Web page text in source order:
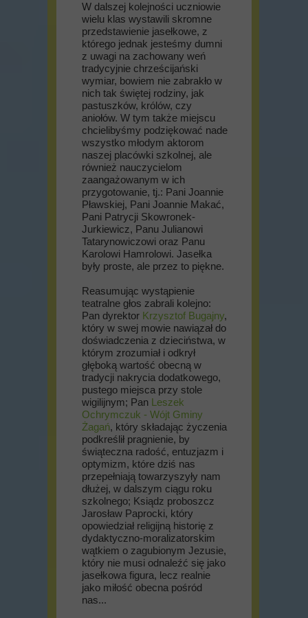
W dalszej kolejności uczniowie
wielu klas wystawili skromne
przedstawienie jasełkowe, z
którego jednak jesteśmy dumni
z uwagi na zachowany weń
tradycyjnie chrześcijański
wymiar, bowiem nie zabrakło w
nich tak świętej rodziny, jak
pastuszków, królów, czy
aniołów. W tym także miejscu
chcielibyśmy podziękować nade
wszystko młodym aktorom
naszej placówki szkolnej, ale
również nauczycielom
zaangażowanym w ich
przygotowanie, tj.: Pani Joannie
Pławskiej, Pani Joannie Makać,
Pani Patrycji Skowronek-
Jurkiewicz, Panu Julianowi
Tatarynowiczowi oraz Panu
Karolowi Hamrolowi. Jasełka
były proste, ale przez to piękne.
Reasumując wystąpienie
teatralne głos zabrali kolejno:
Pan dyrektor Krzysztof Bugajny,
który w swej mowie nawiązał do
doświadczenia z dzieciństwa, w
którym zrozumiał i odkrył
głęboką wartość obecną w
tradycji nakrycia dodatkowego,
pustego miejsca przy stole
wigilijnym; Pan Leszek
Ochrymczuk - Wójt Gminy
Żagań, który składając życzenia
podkreślił pragnienie, by
świąteczna radość, entuzjazm i
optymizm, które dziś nas
przepełniają towarzyszyły nam
dłużej, w dalszym ciągu roku
szkolnego; Ksiądz proboszcz
Jarosław Paprocki, który
opowiedział religijną historię z
dydaktyczno-moralizatorskim
wątkiem o zagubionym Jezusie,
który nie musi odnaleźć się jako
jasełkowa figura, lecz realnie
jako miłość obecna pośród
nas...